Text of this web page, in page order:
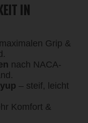
IN
Grip &
nach NACA-
– steif, leicht
Komfort &